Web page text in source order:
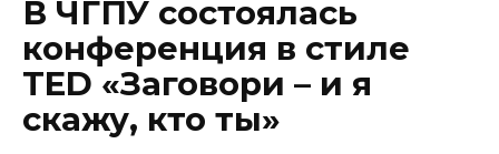
В ЧГПУ состоялась
конференция в стиле
TED «Заговори – и я
скажу, кто ты»